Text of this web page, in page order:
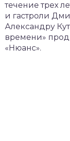
течение трех
и гастроли
Александру
времени»
«Нюанс».